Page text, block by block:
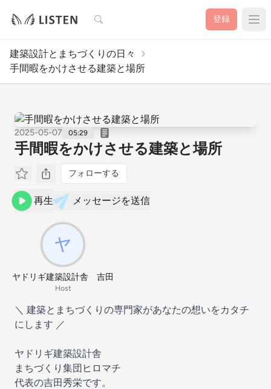
検索 登録
建築設計とまちづくりの日々
手間暇をかけさせる建築と場所
2025-05-07 05:29
手間暇をかけさせる建築と場所
フォローする
再生 メッセージを送信
ヤドリギ建築設計舎 吉田
Host
＼ 建築とまちづくりの専門家があなたの想いをカタチ
にします ／
ヤドリギ建築設計舎
まちづくり集団ヒロマチ
代表の吉田秀栄です。